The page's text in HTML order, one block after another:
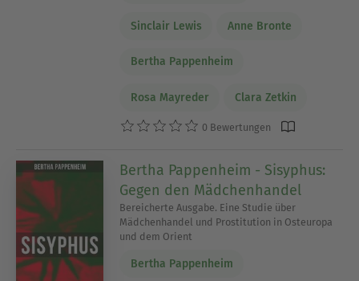
Sinclair Lewis Anne Bronte
Bertha Pappenheim
Rosa Mayreder Clara Zetkin
0 Bewertungen
Bertha Pappenheim - Sisyphus:
Gegen den Mädchenhandel
Bereicherte Ausgabe. Eine Studie über
Mädchenhandel und Prostitution in Osteuropa
und dem Orient
Bertha Pappenheim